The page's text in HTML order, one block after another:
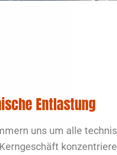
Entlastung
uns um alle